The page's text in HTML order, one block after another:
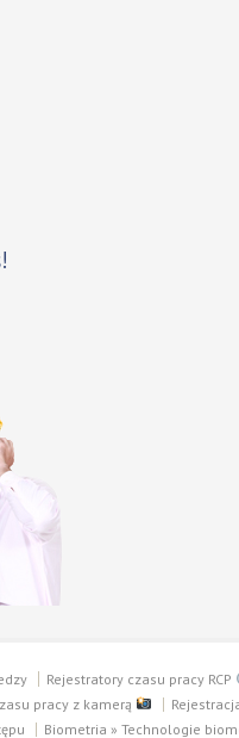
Rejestratory czasu pracy RCP
pracy z kamerą
Biometria » Technologie